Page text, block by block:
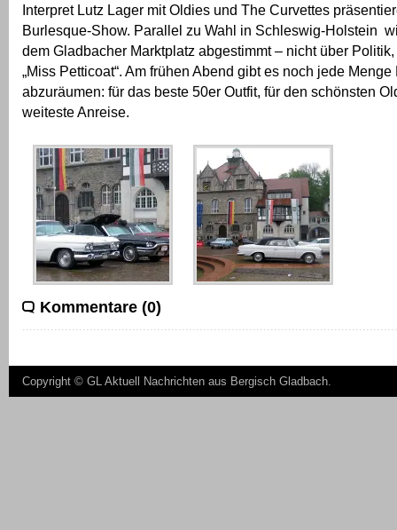
Interpret Lutz Lager mit Oldies und The Curvettes
Burlesque-Show. Parallel zu Wahl in Schleswig-Holstein
dem Gladbacher Marktplatz abgestimmt – nicht über
„Miss Petticoat“. Am frühen Abend gibt es noch jede Menge
abzuräumen: für das beste 50er Outfit, für den schönsten
weiteste Anreise.
Kommentare (0)
Copyright © GL Aktuell Nachrichten aus Bergisch Gladbach